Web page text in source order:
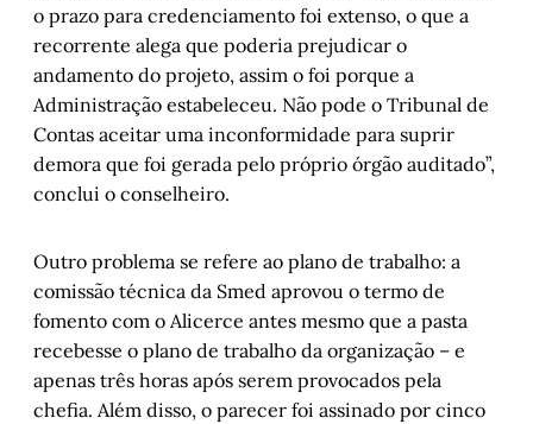
o prazo para credenciamento foi extenso, o que a
recorrente alega que poderia prejudicar o
andamento do projeto, assim o foi porque a
Administração estabeleceu. Não pode o Tribunal de
Contas aceitar uma inconformidade para suprir
demora que foi gerada pelo próprio órgão auditado”,
conclui o conselheiro.
Outro problema se refere ao plano de trabalho: a
comissão técnica da Smed aprovou o termo de
fomento com o Alicerce antes mesmo que a pasta
recebesse o plano de trabalho da organização – e
apenas três horas após serem provocados pela
chefia. Além disso, o parecer foi assinado por cinco